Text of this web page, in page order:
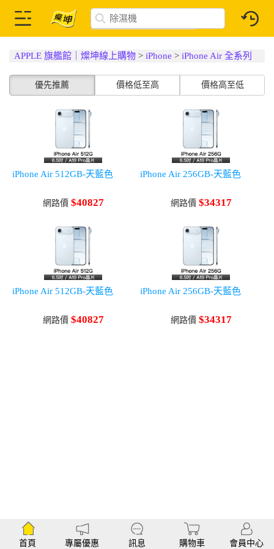
APPLE 旗艦館｜燦坤線上購物 >iPhone >iPhone Air 全系列
優先推薦 價格低至高 價格高至低
iPhone Air 512GB-天藍色
網路價 $40827
iPhone Air 256GB-天藍色
網路價 $34317
iPhone Air 512GB-天藍色
網路價 $40827
iPhone Air 256GB-天藍色
網路價 $34317
首頁 專屬優惠 訊息 購物車 會員中心